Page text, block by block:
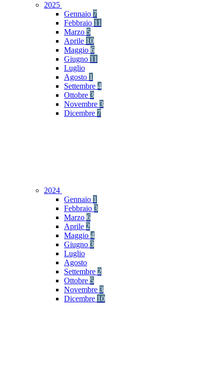
2025
Gennaio 7
Febbraio 11
Marzo 5
Aprile 10
Maggio 6
Giugno 11
Luglio
Agosto 1
Settembre 4
Ottobre 3
Novembre 3
Dicembre 7
2024
Gennaio 1
Febbraio 3
Marzo 6
Aprile 2
Maggio 4
Giugno 3
Luglio
Agosto
Settembre 2
Ottobre 5
Novembre 3
Dicembre 10